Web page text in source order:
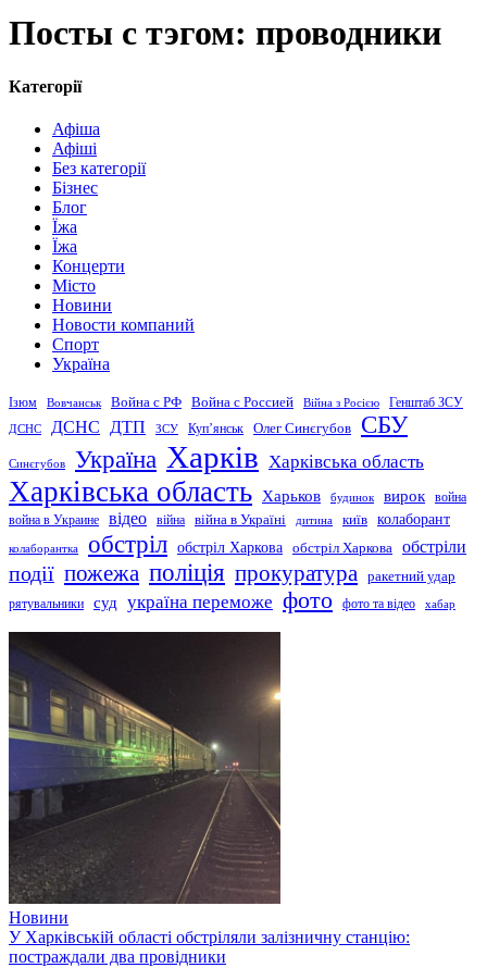
Посты с тэгом: проводники
Категорії
Афіша
Афіші
Без категорії
Бізнес
Блог
Їжа
Їжа
Концерти
Місто
Новини
Новости компаний
Спорт
Україна
Ізюм Вовчанськ Война с РФ Война с Россией Війна з Росією Генштаб ЗСУ
ДСНС ДСНС ДТП ЗСУ Купʼянськ Олег Синєгубов СБУ
Синєгубов Україна Харків Харківська область
Харківська область Харьков будинок вирок война
война в Украине відео війна війна в Україні дитина київ колаборант
колаборантка обстріл обстріл Харкова обстріл Харкова обстріли
події пожежа поліція прокуратура
ракетний удар
рятувальники
суд україна переможе фото фото та відео хабар
Новини
У Харківській області обстріляли залізничну станцію:
постраждали два провідники